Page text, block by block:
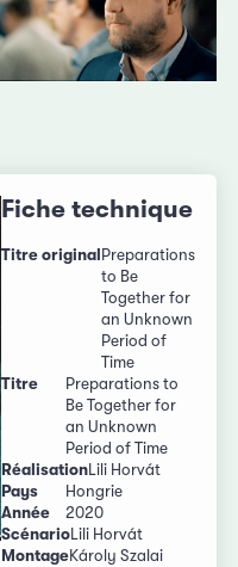
Fiche technique
Titre original Preparations
to Be
Together for
an Unknown
Period of
Time
Titre
Preparations to
Be Together for
an Unknown
Period of Time
RéalisationLili Horvát
Pays
Hongrie
Année
2020
ScénarioLili Horvát
MontageKároly Szalai